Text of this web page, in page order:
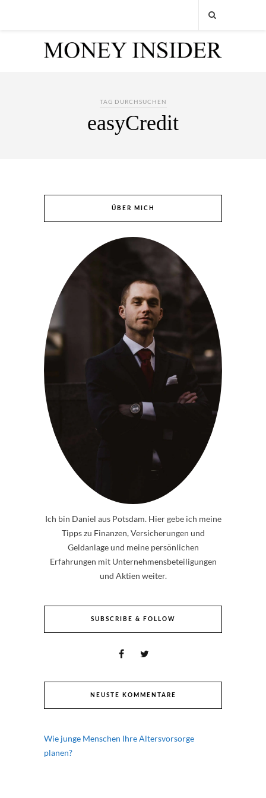
TAG DURCHSUCHEN
easyCredit
ÜBER MICH
Ich bin Daniel aus Potsdam. Hier gebe ich meine
Tipps zu Finanzen, Versicherungen und
Geldanlage und meine persönlichen
Erfahrungen mit Unternehmensbeteiligungen
und Aktien weiter.
SUBSCRIBE & FOLLOW
NEUSTE KOMMENTARE
Wie junge Menschen Ihre Altersvorsorge
planen?